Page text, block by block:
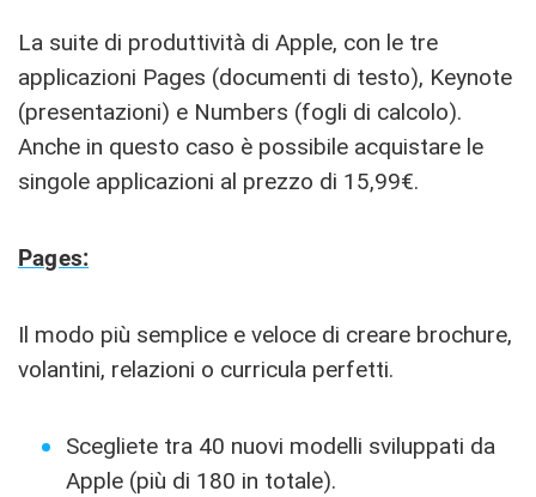
La suite di produttività di Apple, con le tre
applicazioni Pages (documenti di testo), Keynote
(presentazioni) e Numbers (fogli di calcolo).
Anche in questo caso è possibile acquistare le
singole applicazioni al prezzo di 15,99€.
Pages:
Il modo più semplice e veloce di creare brochure,
volantini, relazioni o curricula perfetti.
Scegliete tra 40 nuovi modelli sviluppati da
Apple (più di 180 in totale).